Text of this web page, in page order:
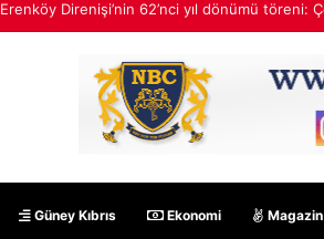
Redif Ekinci: Çok yakında bu ülkede TDP’siz
Güney Kıbrıs Ekonomi Magazin